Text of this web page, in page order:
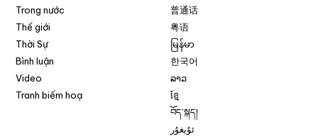
Trong nước
Thế giới
Thời Sự
Bình luận
Video
Tranh biếm hoạ
普通话
粤语
မြန်မာ
한국어
ລາວ
ខ្មែ
བོད་སྐད།
ئۇيغۇر